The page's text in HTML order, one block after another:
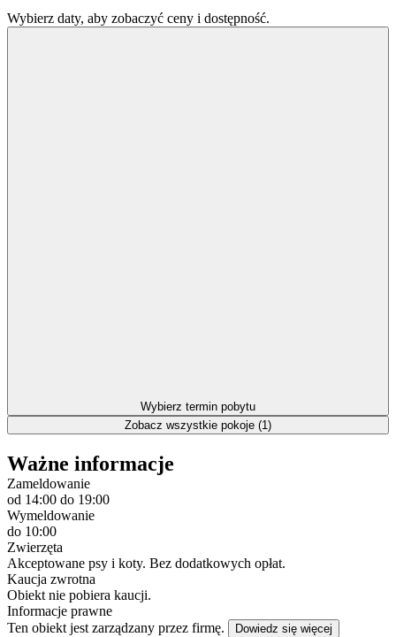
Wybierz daty, aby zobaczyć ceny i dostępność.
Wybierz termin pobytu
Zobacz wszystkie pokoje (1)
Ważne informacje
Zameldowanie
od 14:00 do 19:00
Wymeldowanie
do 10:00
Zwierzęta
Akceptowane psy i koty. Bez dodatkowych opłat.
Kaucja zwrotna
Obiekt nie pobiera kaucji.
Informacje prawne
Ten obiekt jest zarządzany przez firmę.
Dowiedz się więcej